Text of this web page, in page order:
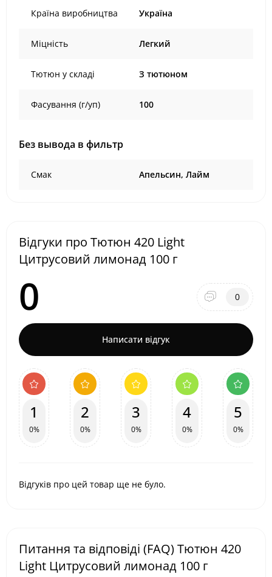
Країна виробництва Україна
Міцність Легкий
Тютюн у складі З тютюном
Фасування (г/уп) 100
Без вывода в фильтр
Смак Апельсин, Лайм
Відгуки про Тютюн 420 Light
Цитрусовий лимонад 100 г
0 0
Написати відгук
1
0%
2
0%
3
0%
4
0%
5
0%
Відгуків про цей товар ще не було.
Питання та відповіді (FAQ) Тютюн 420
Light Цитрусовий лимонад 100 г